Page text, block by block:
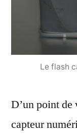
Le flash
D’un point
capteur